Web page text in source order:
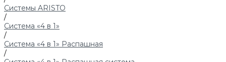
Системы ARISTO
/
Система «4 в 1»
/
Система «4 в 1» Распашная
/